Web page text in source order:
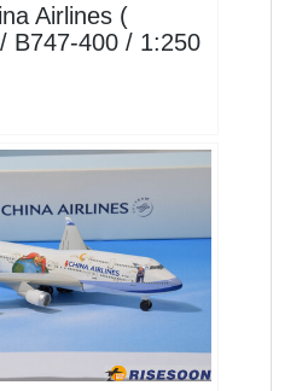
Airlines (
B747-400 / 1:250
查看